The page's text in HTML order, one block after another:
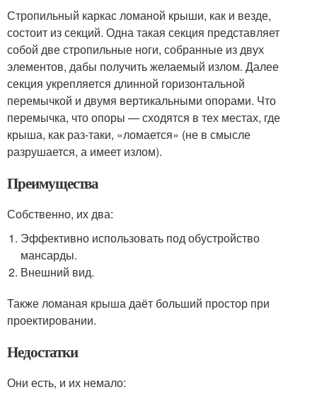
Стропильный каркас ломаной крыши, как и везде,
состоит из секций. Одна такая секция представляет
собой две стропильные ноги, собранные из двух
элементов, дабы получить желаемый излом. Далее
секция укрепляется длинной горизонтальной
перемычкой и двумя вертикальными опорами. Что
перемычка, что опоры — сходятся в тех местах, где
крыша, как раз-таки, «ломается» (не в смысле
разрушается, а имеет излом).
Преимущества
Собственно, их два:
Эффективно использовать под обустройство
мансарды.
Внешний вид.
Также ломаная крыша даёт больший простор при
проектировании.
Недостатки
Они есть, и их немало: